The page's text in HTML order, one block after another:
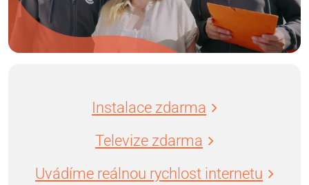
Instalace zdarma
Televize zdarma
Uvádíme reálnou rychlost internetu